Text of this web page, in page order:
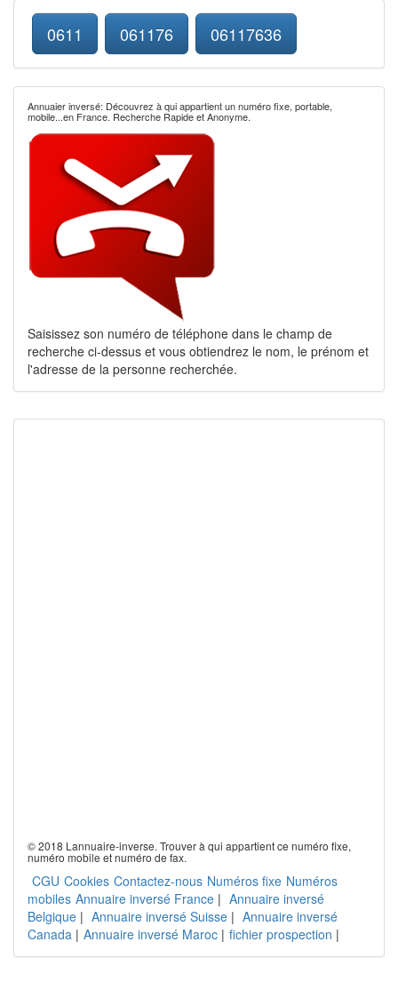
0611 061176 06117636
Annuaier inversé: Découvrez à qui appartient un numéro fixe, portable,
mobile...en France. Recherche Rapide et Anonyme.
Saisissez son numéro de téléphone dans le champ de
recherche ci-dessus et vous obtiendrez le nom, le prénom et
l'adresse de la personne recherchée.
© 2018 Lannuaire-inverse. Trouver à qui appartient ce numéro fixe,
numéro mobile et numéro de fax.
CGU Cookies Contactez-nous Numéros fixe Numéros
mobiles Annuaire inversé France | Annuaire inversé
Belgique | Annuaire inversé Suisse | Annuaire inversé
Canada | Annuaire inversé Maroc | fichier prospection |